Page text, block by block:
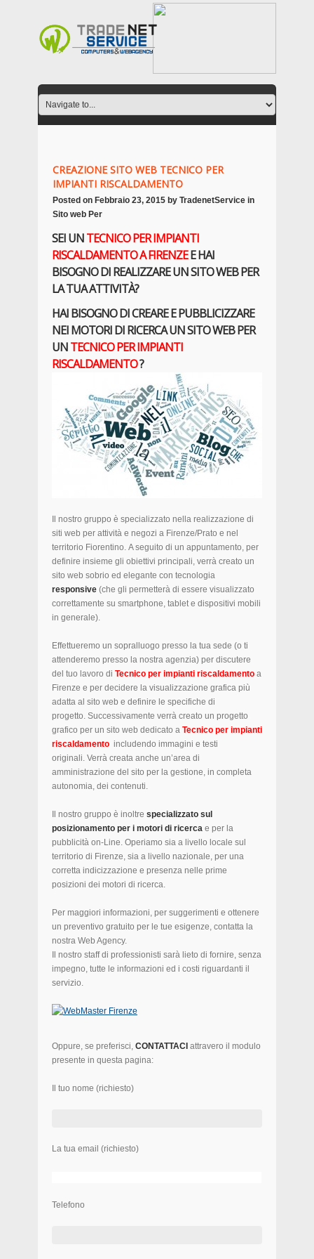
CREAZIONE SITO WEB TECNICO PER
IMPIANTI RISCALDAMENTO
Posted on Febbraio 23, 2015 by TradenetService in
Sito web Per
SEI UNTECNICO PER IMPIANTI
RISCALDAMENTOA FIRENZEE HAI
BISOGNO DI REALIZZARE UN SITO WEB PER
LA TUA ATTIVITÀ?
HAI BISOGNO DI CREARE E PUBBLICIZZARE
NEI MOTORI DI RICERCA UN SITO WEB PER
UNTECNICO PER IMPIANTI
RISCALDAMENTO?
Il nostro gruppo è specializzato nella realizzazione di
siti web per attività e negozi a Firenze/Prato e nel
territorio Fiorentino. A seguito di un appuntamento, per
definire insieme gli obiettivi principali, verrà creato un
sito web sobrio ed elegante con tecnologia
responsive (che gli permetterà di essere visualizzato
correttamente su smartphone, tablet e dispositivi mobili
in generale).
Effettueremo un sopralluogo presso la tua sede (o ti
attenderemo presso la nostra agenzia) per discutere
del tuo lavoro di Tecnico per impianti riscaldamento a
Firenze e per decidere la visualizzazione grafica più
adatta al sito web e definire le specifiche di
progetto. Successivamente verrà creato un progetto
grafico per un sito web dedicato a Tecnico per impianti
riscaldamento includendo immagini e testi
originali. Verrà creata anche un’area di
amministrazione del sito per la gestione, in completa
autonomia, dei contenuti.
Il nostro gruppo è inoltre specializzato sul
posizionamento per i motori di ricerca e per la
pubblicità on-Line. Operiamo sia a livello locale sul
territorio di Firenze, sia a livello nazionale, per una
corretta indicizzazione e presenza nelle prime
posizioni dei motori di ricerca.
Per maggiori informazioni, per suggerimenti e ottenere
un preventivo gratuito per le tue esigenze, contatta la
nostra Web Agency.
Il nostro staff di professionisti sarà lieto di fornire, senza
impegno, tutte le informazioni ed i costi riguardanti il
servizio.
Oppure, se preferisci, CONTATTACI attravero il modulo
presente in questa pagina:
Il tuo nome (richiesto)
La tua email (richiesto)
Telefono